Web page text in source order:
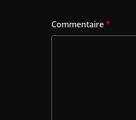
Commentaire*